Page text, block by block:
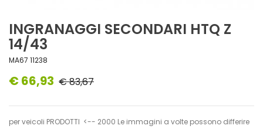
INGRANAGGI SECONDARI HTQ Z
14/43
MA67 11238
€ 66,93 € 83,67
per veicoli PRODOTTI <-- 2000 Le immagini a volte possono differire